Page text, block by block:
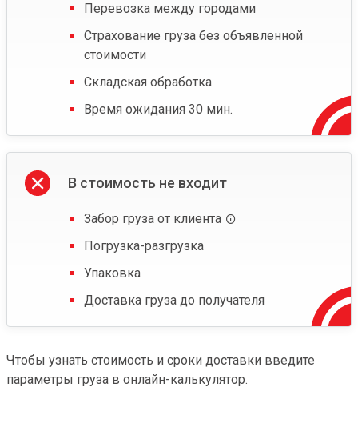
Перевозка между городами
Страхование груза без объявленной
стоимости
Складская обработка
Время ожидания 30 мин.
В стоимость не входит
Забор груза от клиента
Погрузка-разгрузка
Упаковка
Доставка груза до получателя
Чтобы узнать стоимость и сроки доставки введите
параметры груза в онлайн-калькулятор.